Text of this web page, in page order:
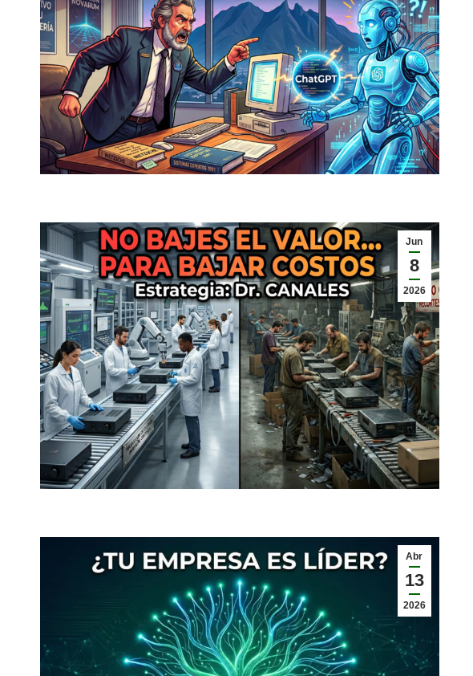
Jun
8
2026
Abr
13
2026